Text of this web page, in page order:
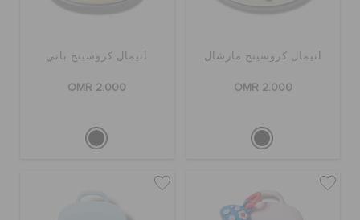
أنيمال كروسينج مارشال
OMR 2.000
أنيمال كروسينج باني
OMR 2.000